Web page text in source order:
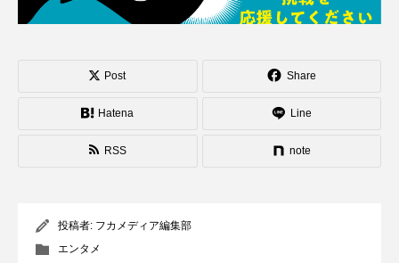
Post Share
Hatena Line
RSS note
投稿者: フカメディア編集部
エンタメ